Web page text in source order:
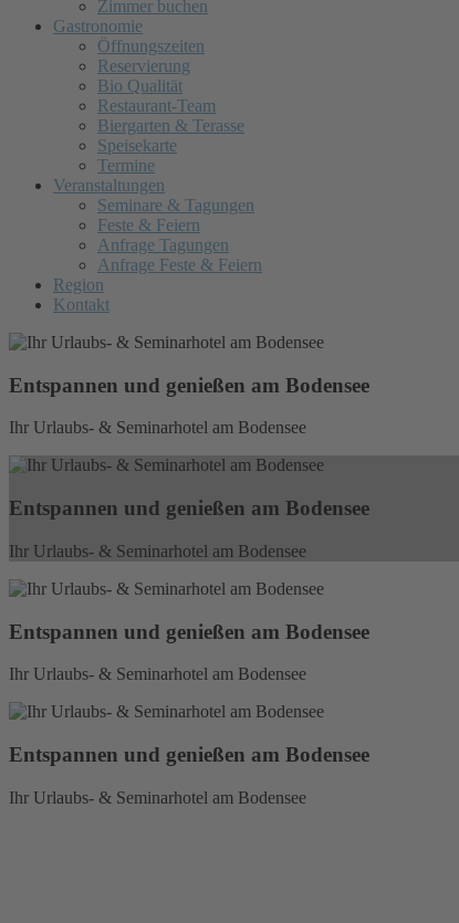
Zimmer buchen
Gastronomie
Öffnungszeiten
Reservierung
Bio Qualität
Restaurant-Team
Biergarten & Terasse
Speisekarte
Termine
Veranstaltungen
Seminare & Tagungen
Feste & Feiern
Anfrage Tagungen
Anfrage Feste & Feiern
Region
Kontakt
Entspannen und genießen am Bodensee
Ihr Urlaubs- & Seminarhotel am Bodensee
Entspannen und genießen am Bodensee
Ihr Urlaubs- & Seminarhotel am Bodensee
Entspannen und genießen am Bodensee
Ihr Urlaubs- & Seminarhotel am Bodensee
Entspannen und genießen am Bodensee
Ihr Urlaubs- & Seminarhotel am Bodensee